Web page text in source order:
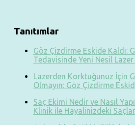
Tanıtımlar
Göz Çizdirme Eskide Kaldı:
Tedavisinde Yeni Nesil
Lazerden Korktuğunuz İçin
Olmayın: Göz Çizdirme
Saç Ekimi Nedir ve Nasıl
Klinik ile Hayalinizdeki